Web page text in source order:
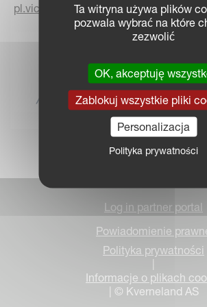
pl.vicon.eu
Log in partner portal
Powiadomienie
Polityka prywatności
Informacje o plikach
| © Kverneland AS
Ta witryna używa plików
pozwala wybrać na które
zezwolić
OK, akceptuję
Zablokuj wszystkie pliki
Personalizacja
Polityka prywatności